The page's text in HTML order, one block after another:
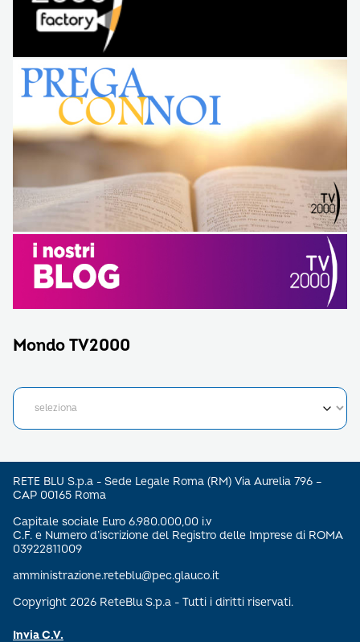
Mondo TV2000
RETE BLU S.p.a - Sede Legale Roma (RM) Via Aurelia 796 –
CAP 00165 Roma
Capitale sociale Euro 6.980.000,00 i.v
C.F. e Numero d’iscrizione del Registro delle Imprese di ROMA
03922811009
amministrazione.reteblu@pec.glauco.it
Copyright 2026 ReteBlu S.p.a - Tutti i diritti riservati.
Invia C.V.